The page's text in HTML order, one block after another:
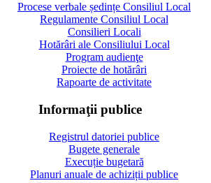
Procese verbale ședințe Consiliul Local
Regulamente Consiliul Local
Consilieri Locali
Hotărâri ale Consiliului Local
Program audienţe
Proiecte de hotărâri
Rapoarte de activitate
Informaţii publice
Registrul datoriei publice
Bugete generale
Execuție bugetară
Planuri anuale de achiziții publice